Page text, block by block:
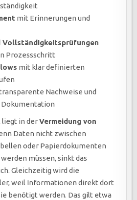
mit Erinnerungen und
Prozessschritt
mit klar definierten
Nachweise und
liegt in derVermeidung von
Daten nicht zwischen
oder Papierdokumenten
müssen, sinkt das
Gleichzeitig wird die
weil Informationen direkt dort
benötigt werden. Das gilt etwa